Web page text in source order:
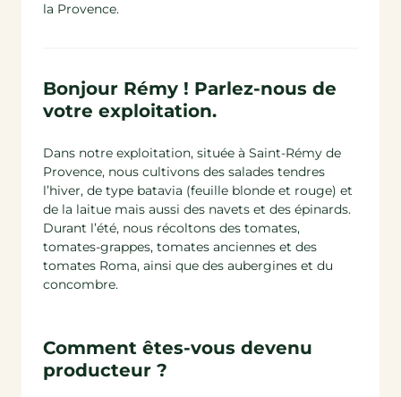
la Provence.
Bonjour Rémy ! Parlez-nous de
votre exploitation.
Dans notre exploitation, située à Saint-Rémy de
Provence, nous cultivons des salades tendres
l’hiver, de type batavia (feuille blonde et rouge) et
de la laitue mais aussi des navets et des épinards.
Durant l’été, nous récoltons des tomates,
tomates-grappes, tomates anciennes et des
tomates Roma, ainsi que des aubergines et du
concombre.
Comment êtes-vous devenu
producteur ?